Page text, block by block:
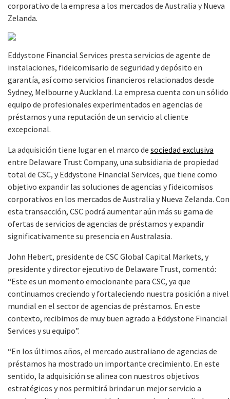
corporativo de la empresa a los mercados de Australia y Nueva
Zelanda.
Eddystone Financial Services presta servicios de agente de
instalaciones, fideicomisario de seguridad y depósito en
garantía, así como servicios financieros relacionados desde
Sydney, Melbourne y Auckland. La empresa cuenta con un sólido
equipo de profesionales experimentados en agencias de
préstamos y una reputación de un servicio al cliente
excepcional.
La adquisición tiene lugar en el marco de sociedad exclusiva
entre Delaware Trust Company, una subsidiaria de propiedad
total de CSC, y Eddystone Financial Services, que tiene como
objetivo expandir las soluciones de agencias y fideicomisos
corporativos en los mercados de Australia y Nueva Zelanda. Con
esta transacción, CSC podrá aumentar aún más su gama de
ofertas de servicios de agencias de préstamos y expandir
significativamente su presencia en Australasia.
John Hebert, presidente de CSC Global Capital Markets, y
presidente y director ejecutivo de Delaware Trust, comentó:
“Este es un momento emocionante para CSC, ya que
continuamos creciendo y fortaleciendo nuestra posición a nivel
mundial en el sector de agencias de préstamos. En este
contexto, recibimos de muy buen agrado a Eddystone Financial
Services y su equipo”.
“En los últimos años, el mercado australiano de agencias de
préstamos ha mostrado un importante crecimiento. En este
sentido, la adquisición se alinea con nuestros objetivos
estratégicos y nos permitirá brindar un mejor servicio a